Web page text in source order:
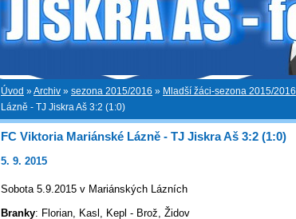
Úvod »Archiv » sezona 2015/2016 » Mladší žáci-sezona 2015/2016
Lázně - TJ Jiskra Aš 3:2 (1:0)
FC Viktoria Mariánské Lázně - TJ Jiskra Aš 3:2 (1:0)
5. 9. 2015
Sobota 5.9.2015 v Mariánských Lázních
Branky: Florian, Kasl, Kepl - Brož, Židov